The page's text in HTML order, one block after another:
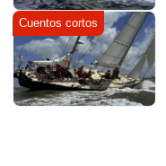
Cuentos cortos